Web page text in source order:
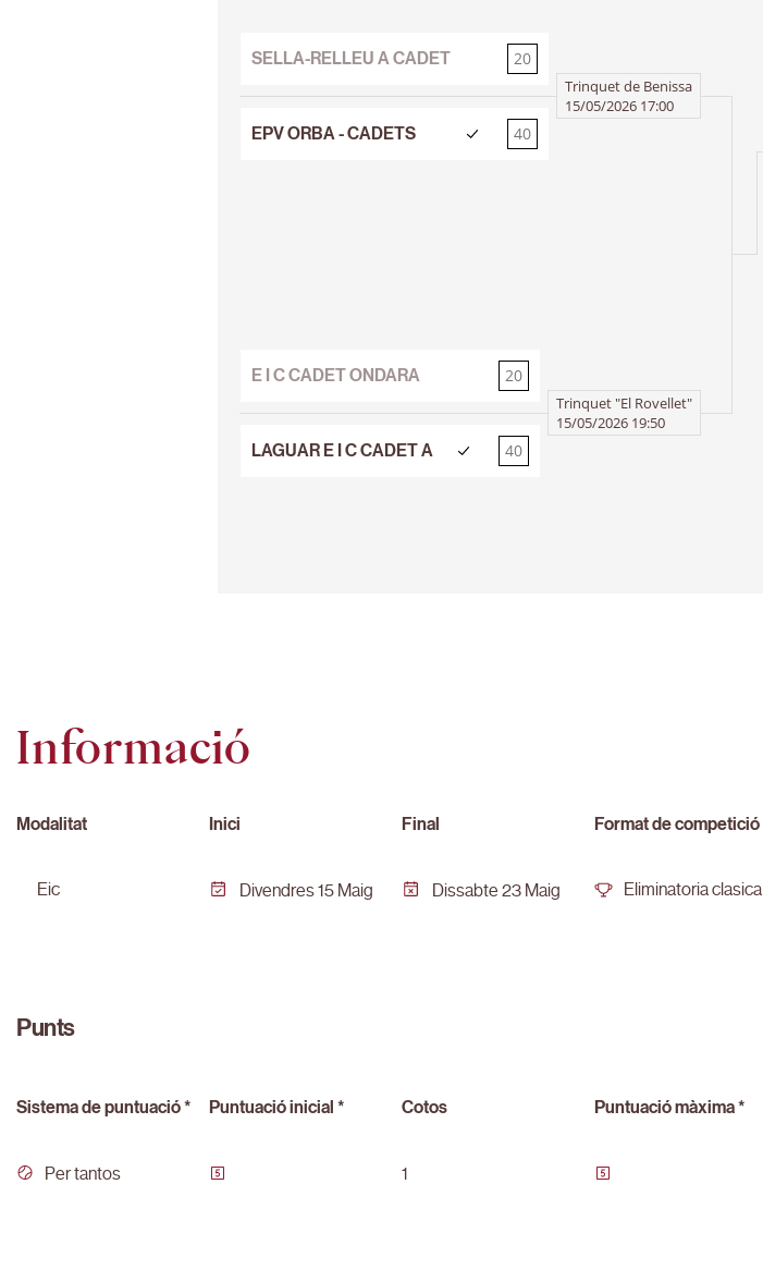
SELLA-RELLEU A CADET
20
40
EPV ORBA - CADETS
40
20
Trinquet de Benissa
15/05/2026 17:00
E I C CADET ONDARA
20
40
LAGUAR E I C CADET A
40
20
Trinquet "El Rovellet"
15/05/2026 19:50
Informació
Modalitat
eic
Inici
Divendres 15 Maig
Final
Dissabte 23 Maig
Format de competició
Eliminatoria clasica
Punts
Sistema de puntuació *
Per tantos
Puntuació inicial * Cotos
1
Puntuació màxima *